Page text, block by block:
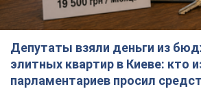
Депутаты взяли деньги из
элитных квартир в Киеве: кто
парламентариев просил